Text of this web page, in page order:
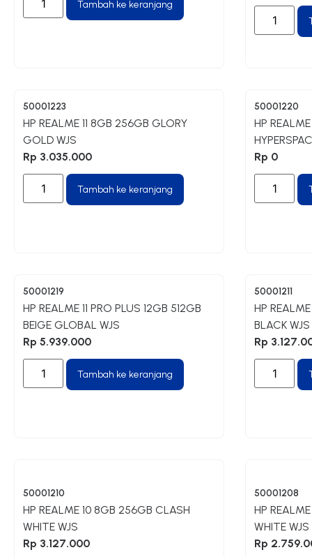
Tambah ke keranjang
50001223
HP REALME 11 8GB 256GB GLORY
GOLD WJS
Rp 3.035.000
Tambah ke keranjang
50001220
HP
Rp 0
50001219
HP REALME 11 PRO PLUS 12GB 512GB
BEIGE GLOBAL WJS
Rp 5.939.000
Tambah ke keranjang
50001211
HP
BLACK WJS
Rp
50001210
HP REALME 10 8GB 256GB CLASH
WHITE WJS
Rp 3.127.000
50001208
HP
WHITE WJS
Rp